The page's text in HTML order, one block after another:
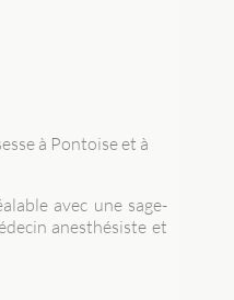
à Pontoise et à
avec une sage-
anesthésiste et